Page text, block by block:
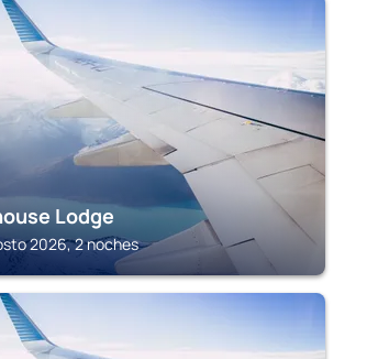
Lodge
2026, 2 noches